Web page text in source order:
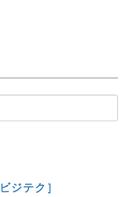
ジテク］